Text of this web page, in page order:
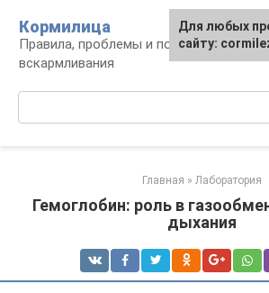
контенту
Кормилица
Правила, проблемы и польза грудного
вскармливания
Главная » Лаборатория
Гемоглобин: роль в
дыхания
Для любых
сайту: